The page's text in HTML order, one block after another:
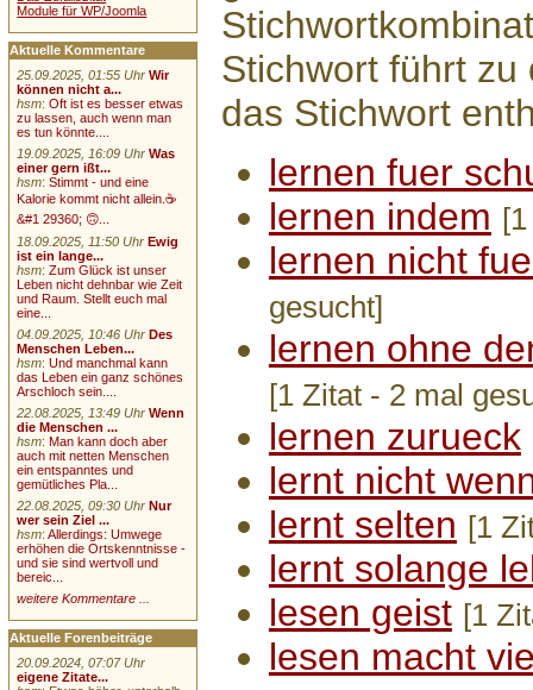
Stichwort führt
das Stichwort
lernen fuer
lernen indem
lernen nicht
gesucht]
lernen ohne
[1 Zitat - 2 mal
lernen zurueck
lernt nicht
lernt selten [1
lernt solange
lesen geist [1
lesen macht
Module für WP/Joomla
Aktuelle Kommentare
25.09.2025, 01:55 Uhr Wir
können nicht a...
hsm:Oft ist es besser etwas
zu lassen, auch wenn man
es tun könnte....
19.09.2025, 16:09 Uhr Was
einer gern ißt...
hsm:Stimmt - und eine
Kalorie kommt nicht allein.☕
&#1 29360; 🙃...
18.09.2025, 11:50 Uhr Ewig
ist ein lange...
hsm:Zum Glück ist unser
Leben nicht dehnbar wie Zeit
und Raum. Stellt euch mal
eine...
04.09.2025, 10:46 Uhr Des
Menschen Leben...
hsm:Und manchmal kann
das Leben ein ganz schönes
Arschloch sein....
22.08.2025, 13:49 Uhr Wenn
die Menschen ...
hsm:Man kann doch aber
auch mit netten Menschen
ein entspanntes und
gemütliches Pla...
22.08.2025, 09:30 Uhr Nur
wer sein Ziel ...
hsm:Allerdings: Umwege
erhöhen die Ortskenntnisse -
und sie sind wertvoll und
bereic...
weitere Kommentare ...
Aktuelle Forenbeiträge
20.09.2024, 07:07 Uhr
eigene Zitate...